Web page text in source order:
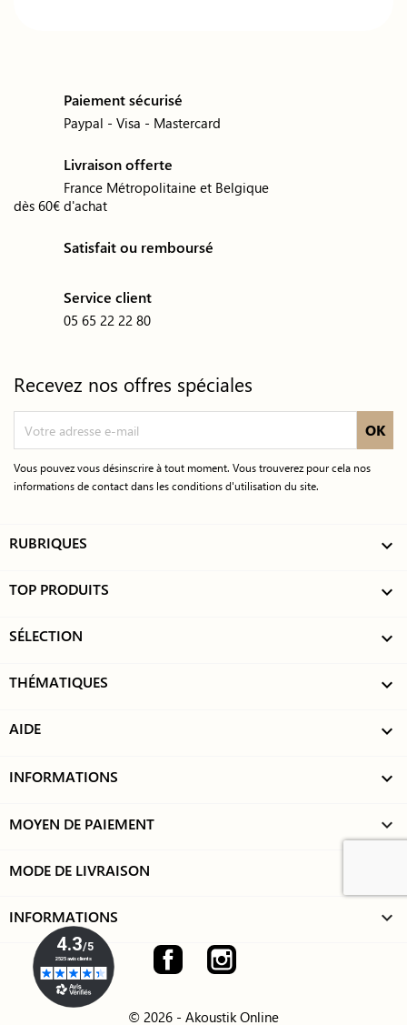
Paiement sécurisé
Paypal - Visa - Mastercard
Livraison offerte
France Métropolitaine et Belgique
dès 60€ d'achat
Satisfait ou remboursé
Service client
05 65 22 22 80
Recevez nos offres spéciales
Vous pouvez vous désinscrire à tout moment. Vous trouverez pour cela nos
informations de contact dans les conditions d'utilisation du site.
RUBRIQUES 
TOP PRODUITS 
SÉLECTION 
THÉMATIQUES 
AIDE 
INFORMATIONS 
MOYEN DE PAIEMENT keyboard_arrow_down
MODE DE LIVRAISON
INFORMATIONS keyboard_arrow_down
Facebook
© 2026 - Akoustik Online